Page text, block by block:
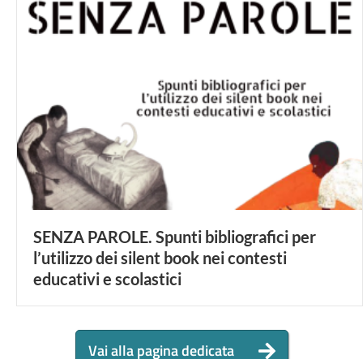
SENZA PAROLE. Spunti bibliografici per
l’utilizzo dei silent book nei contesti
educativi e scolastici
Vai alla pagina dedicata